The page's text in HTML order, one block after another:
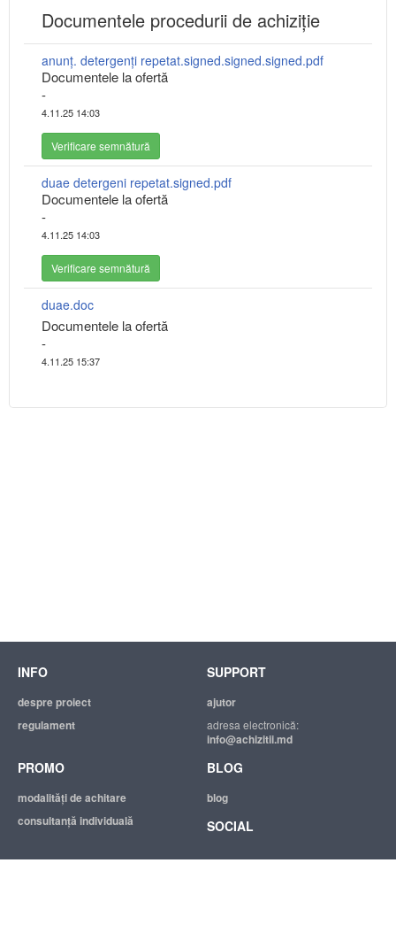
Documentele procedurii de achiziție
anunț. detergenți repetat.signed.signed.signed.pdf
Documentele la ofertă
-
4.11.25 14:03
Verificare semnătură
duae detergeni repetat.signed.pdf
Documentele la ofertă
-
4.11.25 14:03
Verificare semnătură
duae.doc
Documentele la ofertă
-
4.11.25 15:37
INFO
despre proiect
regulament
SUPPORT
ajutor
adresa electronică:
info@achizitii.md
PROMO
modalităţi de achitare
consultanță individuală
BLOG
blog
SOCIAL